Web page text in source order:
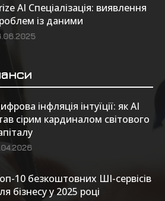
AI Спеціалізація: виявлення
із даними
інфляція інтуїції: як AI
сірим кардиналом світового
10 безкоштовних ШІ-сервісів
бізнесу у 2025 році